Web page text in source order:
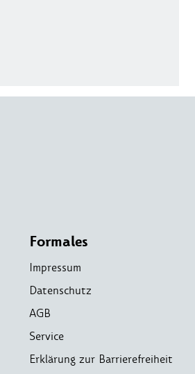
Formales
Impressum
Datenschutz
AGB
Service
Erklärung zur Barrierefreiheit